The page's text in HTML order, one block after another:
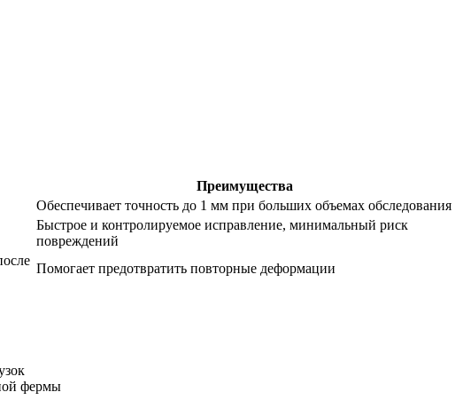
Преимущества
Обеспечивает точность до 1 мм при больших объемах обследования
Быстрое и контролируемое исправление, минимальный риск
повреждений
Помогает предотвратить повторные деформации
фермы